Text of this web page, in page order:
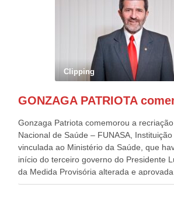
Alckmin, que também ocupa o Ministério
Desenvolvimento, Indústria, Comércio e
governador de Pernambuco, agora
Nordeste, Paulo Câmara, o ex Deputado
atualmente Superintendente da
Governadora de Pernambuco, Raquel
Casa Civil, Rui Costa, e da Integração e
de todo Nordeste que também ajudam a
Clipping
Gonzaga Patriota comemorou a
Nacional de Saúde – FUNASA,
vinculada ao Ministério da Saúde, que
início do terceiro governo do Presidente
da Medida Provisória alterada e
pelo Congresso Nacional. Gonzaga